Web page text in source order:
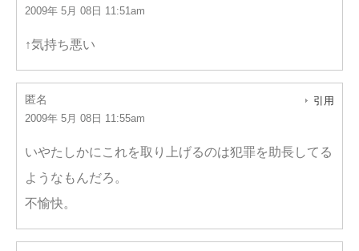
2009年 5月 08日 11:51am
↑気持ち悪い
匿名
2009年 5月 08日 11:55am
引用
いやたしかにこれを取り上げるのは犯罪を助長してる
ようなもんだろ。
不愉快。